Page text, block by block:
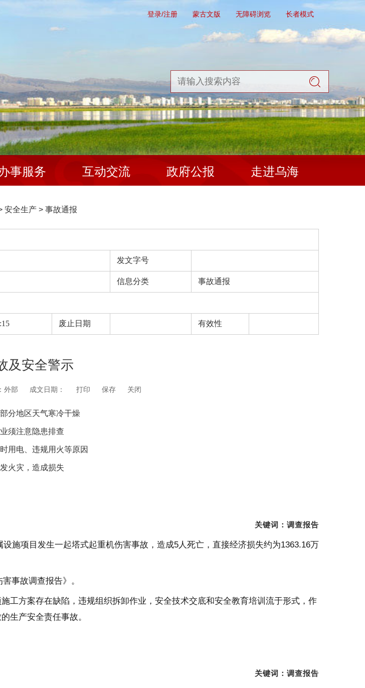
登录/注册 蒙古文版 无障碍浏览 长者模式
事服务 互动交流 政府公报 走进乌海
安全生产 > 事故通报
发文字号
信息分类 事故通报
废止日期 有效性
及安全警示
外部 成文日期： 打印 保存 关闭
分地区天气寒冷干燥
须注意隐患排查
用电、违规用火等原因
火灾，造成损失
关键词：调查报告
施项目发生一起塔式起重机伤害事故，造成5人死亡，直接经济损失约为1363.16万
事故调查报告》。
工方案存在缺陷，违规组织拆卸作业，安全技术交底和安全教育培训流于形式，作
生产安全责任事故。
关键词：调查报告